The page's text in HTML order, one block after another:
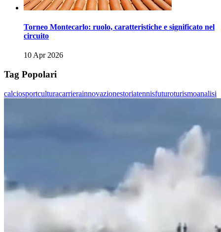
Torneo Montecarlo: ruolo, caratteristiche e significato nel
circuito
10 Apr 2026
Tag Popolari
calciosportculturacarrierainnovazionestoriatennisfuturoturismoanalisi